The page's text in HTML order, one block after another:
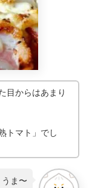
目からはあまり
トマト」でし
うま〜